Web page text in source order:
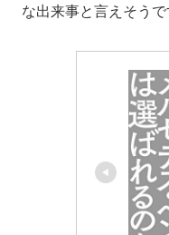
な出来事と言えそうで